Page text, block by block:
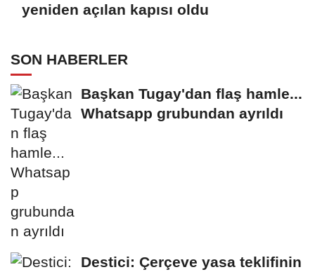
yeniden açılan kapısı oldu
SON HABERLER
Başkan Tugay'dan flaş hamle...
Whatsapp grubundan ayrıldı
Destici: Çerçeve yasa teklifinin